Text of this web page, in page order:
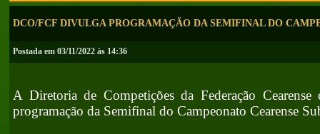
DCO/FCF DIVULGA PROGRAMAÇÃO DA SEMIFINAL DO
Postada em 03/11/2022 às 14:36
A Diretoria de Competições da Federação
programação da Semifinal do Campeonato Cearense